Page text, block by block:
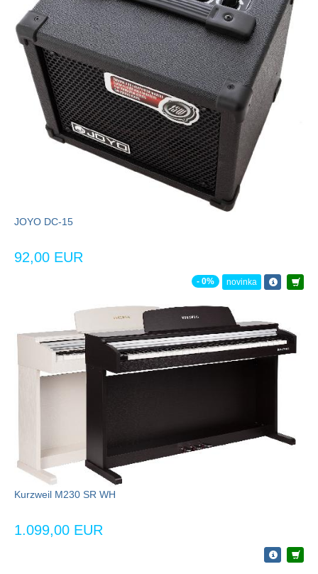
JOYO DC-15
92,00 EUR
- 0% novinka
Kurzweil M230 SR WH
1.099,00 EUR